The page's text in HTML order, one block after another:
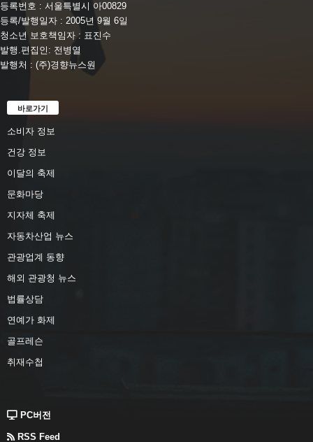
등록번호 : 서울특별시 아00829
등록/발행일자 : 2005년 9월 6일
청소년 보호책임자 : 표진수
발행.편집인: 전병열
발행처 : (주)경향뉴스원
바로가기
소비자 정보
건강 정보
이달의 축제
문화마당
지자체 축제
자동차산업 뉴스
관광업계 동향
해외 관광청 뉴스
법률상담
연예가 화제
골프레슨
취재수첩
PC버전
RSS Feed